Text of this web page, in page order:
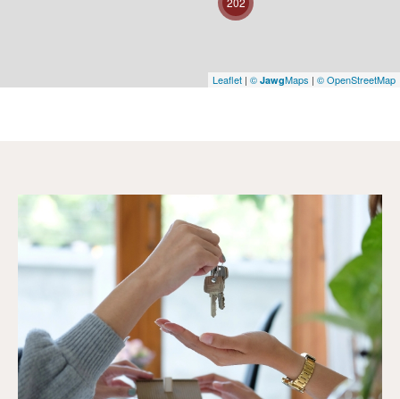
Leaflet | © JawgMaps | © OpenStreetMap